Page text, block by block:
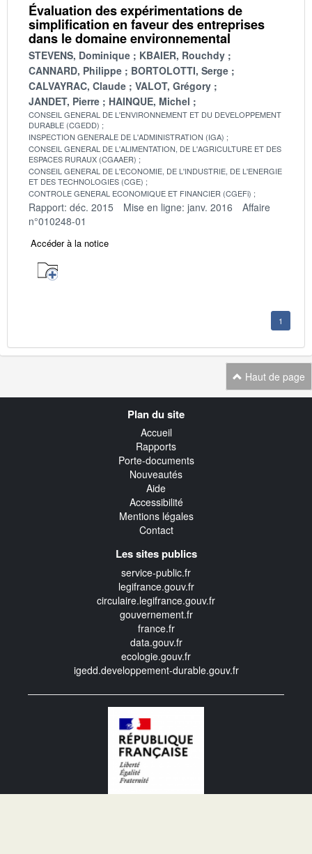
Évaluation des expérimentations de
simplification en faveur des entreprises
dans le domaine environnemental
STEVENS, Dominique
KBAIER, Rouchdy
CANNARD, Philippe
BORTOLOTTI, Serge
CALVAYRAC, Claude
VALOT, Grégory
JANDET, Pierre
HAINQUE, Michel
CONSEIL GENERAL DE L'ENVIRONNEMENT ET DU DEVELOPPEMENT
DURABLE (CGEDD)
INSPECTION GENERALE DE L'ADMINISTRATION (IGA)
CONSEIL GENERAL DE L'ALIMENTATION, DE L'AGRICULTURE ET DES
ESPACES RURAUX (CGAAER)
CONSEIL GENERAL DE L'ECONOMIE, DE L'INDUSTRIE, DE L'ENERGIE
ET DES TECHNOLOGIES (CGE)
CONTROLE GENERAL ECONOMIQUE ET FINANCIER (CGEFi)
Rapport: déc. 2015 Mise en ligne: janv. 2016
Affaire
n°010248-01
Accéder à la notice
1
Haut de page
Plan du site
Accueil
Rapports
Porte-documents
Nouveautés
Aide
Accessibilité
Mentions légales
Contact
Les sites publics
service-public.fr
legifrance.gouv.fr
circulaire.legifrance.gouv.fr
gouvernement.fr
france.fr
data.gouv.fr
ecologie.gouv.fr
igedd.developpement-durable.gouv.fr